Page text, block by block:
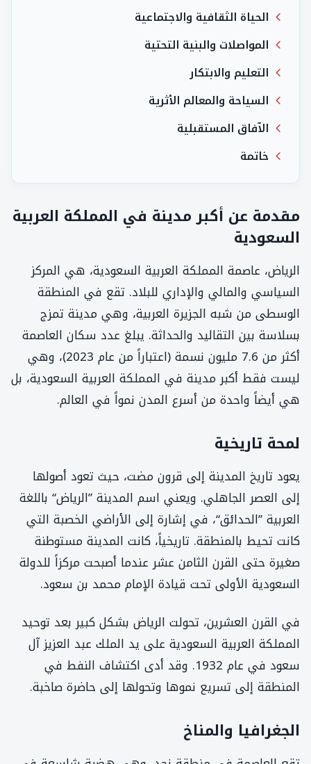
الحياة الثقافية والاجتماعية
المواصلات والبنية التحتية
التعليم والابتكار
السياحة والمعالم الأثرية
الآفاق المستقبلية
خاتمة
مقدمة عن أكبر مدينة في المملكة العربية
السعودية
الرياض، عاصمة المملكة العربية السعودية، هي المركز
السياسي والمالي والإداري للبلاد. تقع في المنطقة
الوسطى من شبه الجزيرة العربية، وهي مدينة تمزج
بسلاسة بين التقاليد والحداثة. يبلغ عدد سكان العاصمة
أكثر من 7.6 مليون نسمة (اعتباراً من عام 2023)، وهي
ليست فقط أكبر مدينة في المملكة العربية السعودية، بل
هي أيضاً واحدة من أسرع المدن نمواً في العالم.
لمحة تاريخية
يعود تاريخ المدينة إلى قرون مضت، حيث تعود أصولها
إلى العصر الجاهلي. ويعني اسم المدينة ”الرياض“ باللغة
العربية ”الحدائق“، في إشارة إلى الأراضي الخصبة التي
كانت تحيط بالمنطقة. تاريخياً، كانت المدينة مستوطنة
صغيرة حتى القرن الثامن عشر عندما أصبحت مركزاً للدولة
السعودية الأولى تحت قيادة الإمام محمد بن سعود.
في القرن العشرين، تحولت الرياض بشكل كبير بعد توحيد
المملكة العربية السعودية على يد الملك عبد العزيز آل
سعود في عام 1932. وقد أدى اكتشاف النفط في
المنطقة إلى تسريع نموها وتحولها إلى حاضرة صاخبة.
الجغرافيا والمناخ